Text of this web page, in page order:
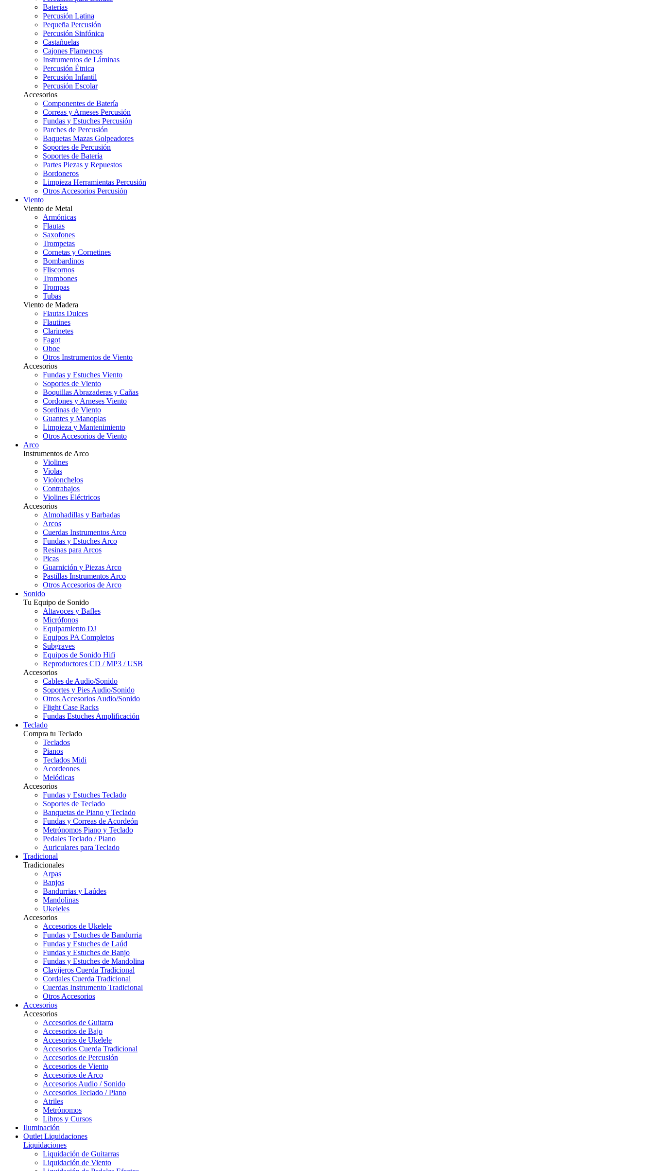
Baterías
Percusión Latina
Pequeña Percusión
Percusión Sinfónica
Castañuelas
Cajones Flamencos
Instrumentos de Láminas
Percusión Étnica
Percusión Infantil
Percusión Escolar
Accesorios
Componentes de Batería
Correas y Arneses Percusión
Fundas y Estuches Percusión
Parches de Percusión
Baquetas Mazas Golpeadores
Soportes de Percusión
Soportes de Batería
Partes Piezas y Repuestos
Bordoneros
Limpieza Herramientas Percusión
Otros Accesorios Percusión
Viento
Viento de Metal
Armónicas
Flautas
Saxofones
Trompetas
Cornetas y Cornetines
Bombardinos
Fliscornos
Trombones
Trompas
Tubas
Viento de Madera
Flautas Dulces
Flautines
Clarinetes
Fagot
Oboe
Otros Instrumentos de Viento
Accesorios
Fundas y Estuches Viento
Soportes de Viento
Boquillas Abrazaderas y Cañas
Cordones y Arneses Viento
Sordinas de Viento
Guantes y Manoplas
Limpieza y Mantenimiento
Otros Accesorios de Viento
Arco
Instrumentos de Arco
Violines
Violas
Violonchelos
Contrabajos
Violines Eléctricos
Accesorios
Almohadillas y Barbadas
Arcos
Cuerdas Instrumentos Arco
Fundas y Estuches Arco
Resinas para Arcos
Picas
Guarnición y Piezas Arco
Pastillas Instrumentos Arco
Otros Accesorios de Arco
Sonido
Tu Equipo de Sonido
Altavoces y Bafles
Micrófonos
Equipamiento DJ
Equipos PA Completos
Subgraves
Equipos de Sonido Hifi
Reproductores CD / MP3 / USB
Accesorios
Cables de Audio/Sonido
Soportes y Pies Audio/Sonido
Otros Accesorios Audio/Sonido
Flight Case Racks
Fundas Estuches Amplificación
Teclado
Compra tu Teclado
Teclados
Pianos
Teclados Midi
Acordeones
Melódicas
Accesorios
Fundas y Estuches Teclado
Soportes de Teclado
Banquetas de Piano y Teclado
Fundas y Correas de Acordeón
Metrónomos Piano y Teclado
Pedales Teclado / Piano
Auriculares para Teclado
Tradicional
Tradicionales
Arpas
Banjos
Bandurrias y Laúdes
Mandolinas
Ukeleles
Accesorios
Accesorios de Ukelele
Fundas y Estuches de Bandurria
Fundas y Estuches de Laúd
Fundas y Estuches de Banjo
Fundas y Estuches de Mandolina
Clavijeros Cuerda Tradicional
Cordales Cuerda Tradicional
Cuerdas Instrumento Tradicional
Otros Accesorios
Accesorios
Accesorios
Accesorios de Guitarra
Accesorios de Bajo
Accesorios de Ukelele
Accesorios Cuerda Tradicional
Accesorios de Percusión
Accesorios de Viento
Accesorios de Arco
Accesorios Audio / Sonido
Accesorios Teclado / Piano
Atriles
Metrónomos
Libros y Cursos
Iluminación
Outlet Liquidaciones
Liquidaciones
Liquidación de Guitarras
Liquidación de Viento